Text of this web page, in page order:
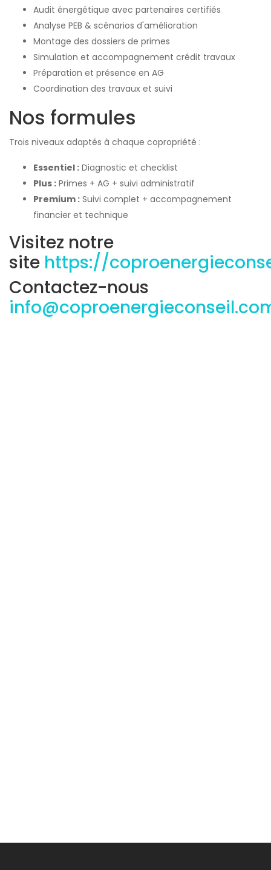
Audit énergétique avec partenaires certifiés
Analyse PEB & scénarios d'amélioration
Montage des dossiers de primes
Simulation et accompagnement crédit travaux
Préparation et présence en AG
Coordination des travaux et suivi
Nos formules
Trois niveaux adaptés à chaque copropriété :
Essentiel : Diagnostic et checklist
Plus : Primes + AG + suivi administratif
Premium : Suivi complet + accompagnement
financier et technique
Visitez notre
site https://
Contactez-nous